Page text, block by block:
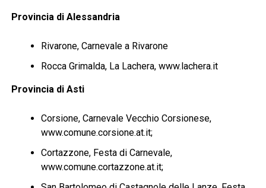
Provincia di Alessandria
Rivarone, Carnevale a Rivarone
Rocca Grimalda, La Lachera, www.lachera.it
Provincia di Asti
Corsione, Carnevale Vecchio Corsionese,
www.comune.corsione.at.it;
Cortazzone, Festa di Carnevale,
www.comune.cortazzone.at.it;